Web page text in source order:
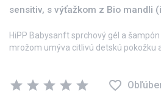
sensitiv, s výťažkom z Bio mandli
HiPP Babysanft sprchový gél a šampón
mrožom umýva citlivú detskú pokožku
Obsahuje cenné prírodné výťažky z
pH pokožky, neštípe v očiach a
každodennú hygienu, ktorá deti baví. V
star star star star star favorite_border